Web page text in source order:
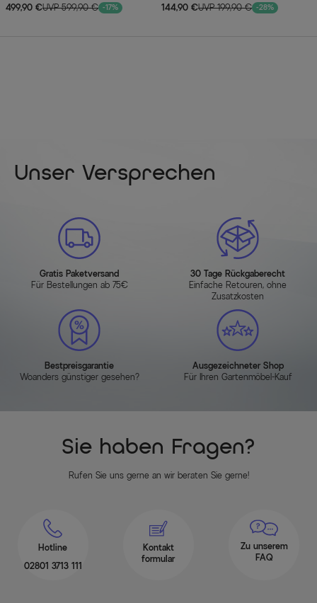
499,90 €UVP 599,90 € -17%
144,90 €UVP 199,90 € -28%
Unser Versprechen
Gratis Paketversand
Für Bestellungen ab 75€
30 Tage Rückgaberecht
Einfache Retouren, ohne
Zusatzkosten
Bestpreisgarantie
Woanders günstiger gesehen?
Ausgezeichneter Shop
Für Ihren Gartenmöbel-Kauf
Sie haben Fragen?
Rufen Sie uns gerne an wir beraten Sie gerne!
Hotline
02801 3713 111
Kontakt
formular
Zu unserem
FAQ